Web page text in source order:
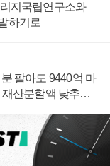
지국립연구소와
하기로
팔아도 9440억 마
산분할액 낮추기